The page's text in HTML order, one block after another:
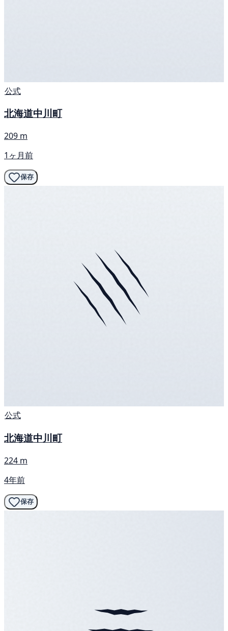
公式
北海道中川町
209 m
1ヶ月前
保存
公式
北海道中川町
224 m
4年前
保存